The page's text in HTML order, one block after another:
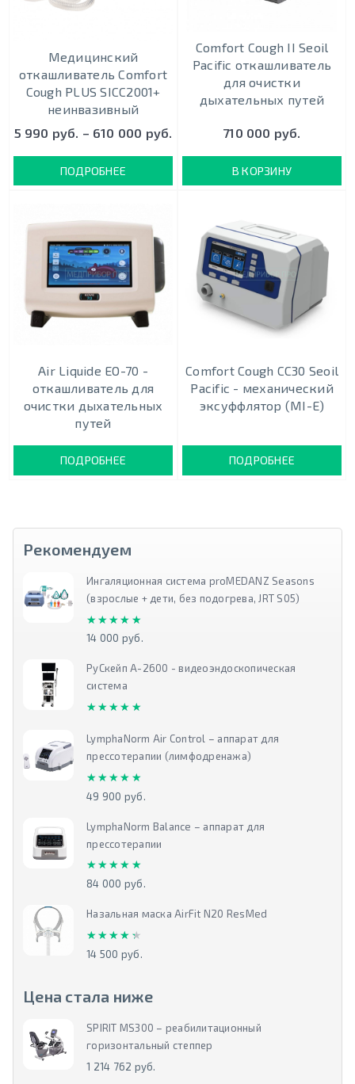
Медицинский
откашливатель Comfort
Cough PLUS SICC2001+
неинвазивный
5 990 руб. – 610 000 руб.
ПОДРОБНЕЕ
Comfort Cough II Seoil
Pacific откашливатель
для очистки
дыхательных путей
710 000 руб.
В КОРЗИНУ
Air Liquide EO-70 -
откашливатель для
очистки дыхательных
путей
ПОДРОБНЕЕ
Comfort Cough CC30 Seoil
Pacific - механический
эксуффлятор (MI-E)
ПОДРОБНЕЕ
Рекомендуем
Ингаляционная система proMEDANZ Seasons
(взрослые + дети, без подогрева, JRT S05)
★★★★★
★★★★★
14 000 руб.
РуСкейп А-2600 - видеоэндоскопическая
система
★★★★★
★★★★★
LymphaNorm Air Control – аппарат для
прессотерапии (лимфодренажа)
★★★★★
★★★★★
49 900 руб.
LymphaNorm Balance – аппарат для
прессотерапии
★★★★★
★★★★★
84 000 руб.
Назальная маска AirFit N20 ResMed
★★★★★
★★★★★
14 500 руб.
Цена стала ниже
SPIRIT MS300 – реабилитационный
горизонтальный степпер
1 214 762 руб.